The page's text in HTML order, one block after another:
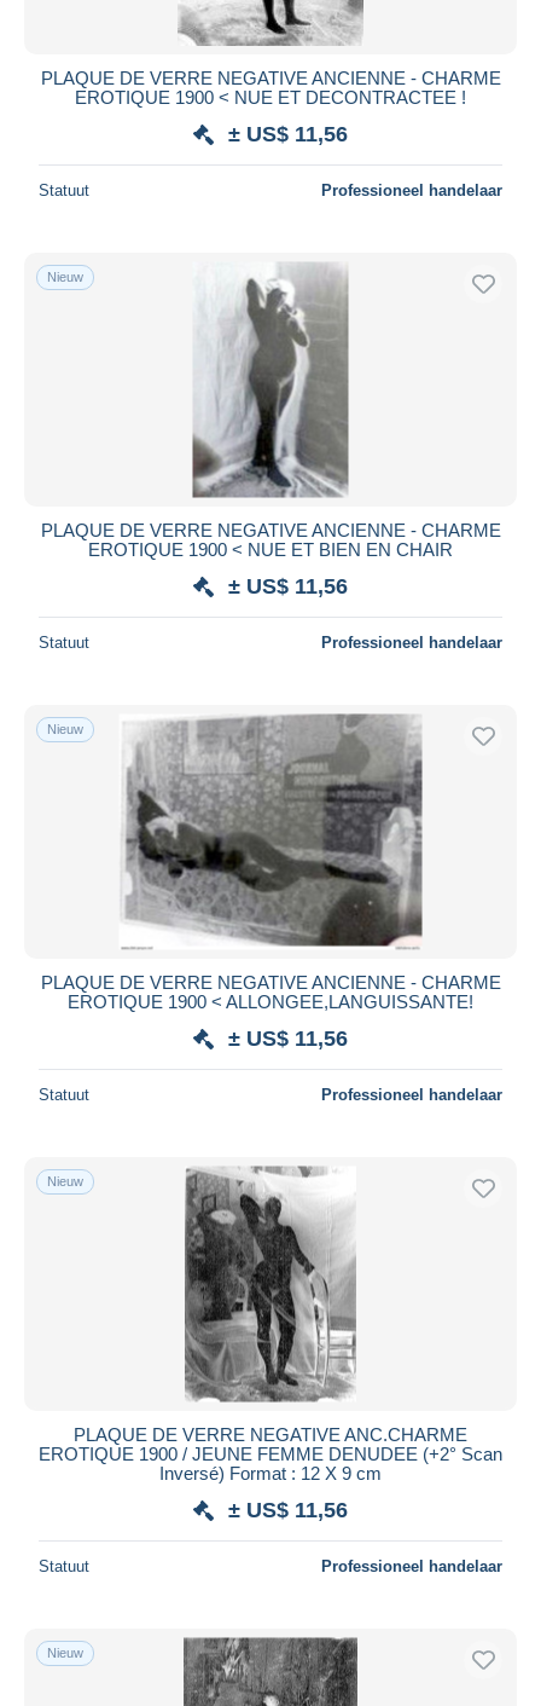
PLAQUE DE VERRE NEGATIVE ANCIENNE - CHARME
EROTIQUE 1900 < NUE ET DECONTRACTEE !
± US$ 11,56
Statuut Professioneel handelaar
Nieuw
PLAQUE DE VERRE NEGATIVE ANCIENNE - CHARME
EROTIQUE 1900 < NUE ET BIEN EN CHAIR
± US$ 11,56
Statuut Professioneel handelaar
Nieuw
PLAQUE DE VERRE NEGATIVE ANCIENNE - CHARME
EROTIQUE 1900 < ALLONGEE,LANGUISSANTE!
± US$ 11,56
Statuut Professioneel handelaar
Nieuw
PLAQUE DE VERRE NEGATIVE ANC.CHARME
EROTIQUE 1900 / JEUNE FEMME DENUDEE (+2° Scan
Inversé) Format : 12 X 9 cm
± US$ 11,56
Statuut Professioneel handelaar
Nieuw